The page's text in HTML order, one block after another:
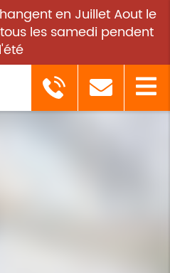
en Juillet Aout le
les samedi pendent
l'été